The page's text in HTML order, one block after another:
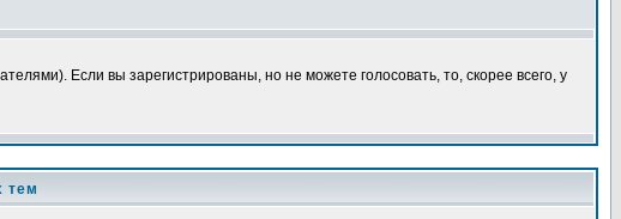
Если вы зарегистрированы, но не можете голосовать, то, скорее всего, у
тем